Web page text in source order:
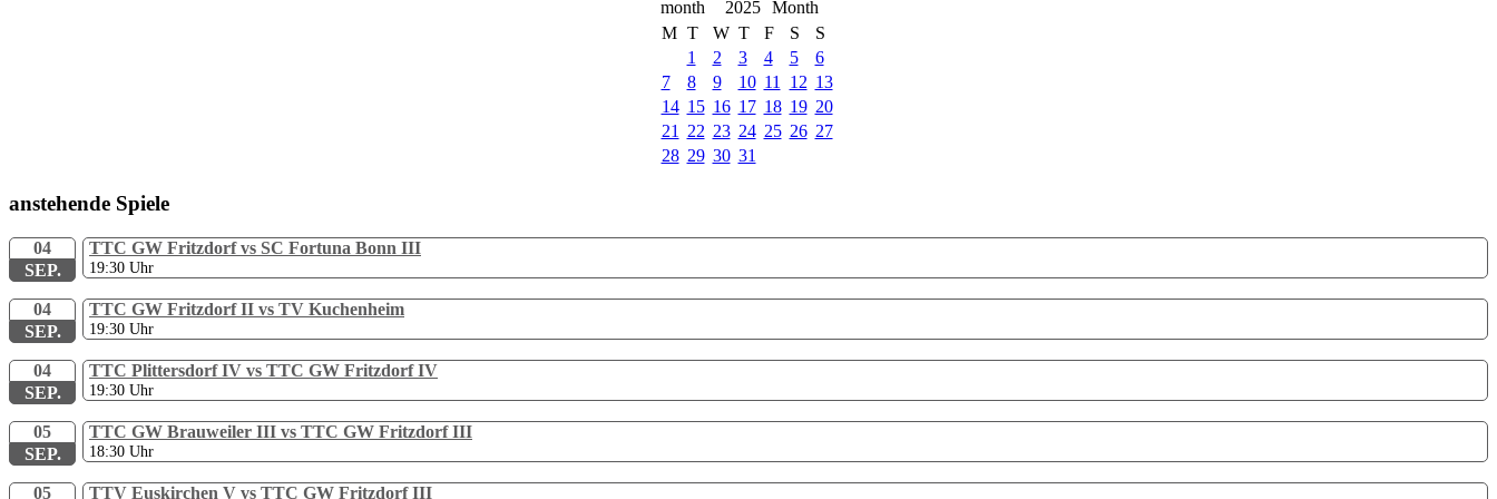
2025
M T W T F S
S
1
2 3 4 5
6
7
8 9 10 11 12 13
14 15 16 17 18 19 20
21
22 23 24 25 26 27
28 29 30 31
anstehende Spiele
04
SEP.
TTC GW Fritzdorf vs SC Fortuna Bonn III
19:30 Uhr
04
SEP.
TTC GW Fritzdorf II vs TV Kuchenheim
19:30 Uhr
04
SEP.
TTC Plittersdorf IV vs TTC GW Fritzdorf IV
19:30 Uhr
05
SEP.
TTC GW Brauweiler III vs TTC GW Fritzdorf III
18:30 Uhr
05 TTV Euskirchen V vs TTC GW Fritzdorf III